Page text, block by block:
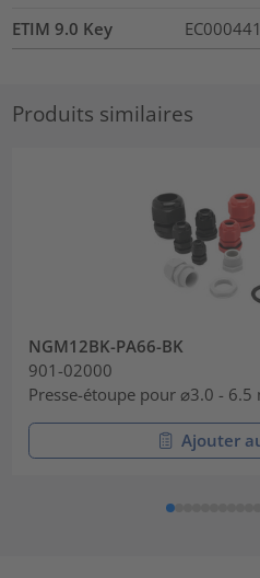
ETIM 9.0 Key
EC000441
Produits similaires
NGM12BK-PA66-BK
901-02000
Presse-étoupe pour ⌀3.0 -
Ajouter